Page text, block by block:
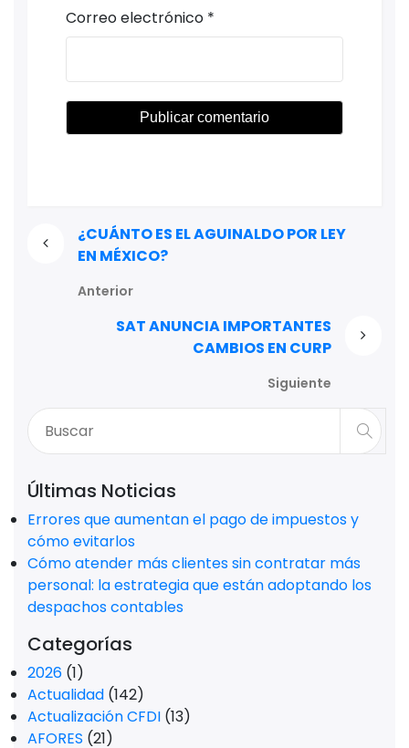
Correo electrónico *
¿CUÁNTO ES EL AGUINALDO POR LEY
EN MÉXICO?
Anterior
SAT ANUNCIA IMPORTANTES
CAMBIOS EN CURP
Siguiente
Últimas Noticias
Errores que aumentan el pago de impuestos y
cómo evitarlos
Cómo atender más clientes sin contratar más
personal: la estrategia que están adoptando los
despachos contables
Categorías
2026 (1)
Actualidad (142)
Actualización CFDI (13)
AFORES (21)